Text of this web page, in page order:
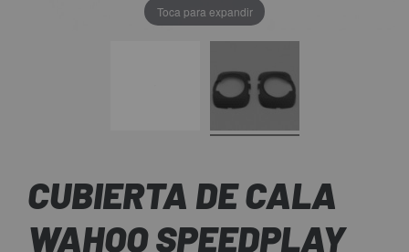
Toca para expandir
CUBIERTA DE CALA
WAHOO SPEEDPLAY